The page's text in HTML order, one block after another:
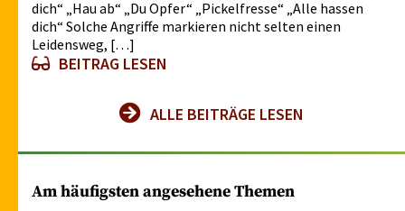
dich“ „Hau ab“ „Du Opfer“ „Pickelfresse“ „Alle hassen
dich“ Solche Angriffe markieren nicht selten einen
Leidensweg, […]
BEITRAG LESEN
ALLE BEITRÄGE LESEN
Am häufigsten angesehene Themen